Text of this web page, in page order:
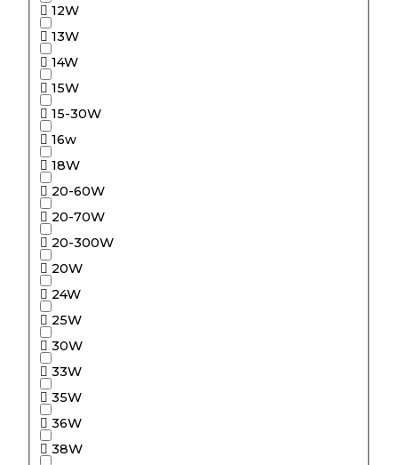
12W
13W
14W
15W
15-30W
16w
18W
20-60W
20-70W
20-300W
20W
24W
25W
30W
33W
35W
36W
38W